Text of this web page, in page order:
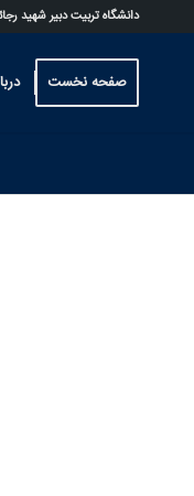
دانشگاه تربیت دبیر شهید
صفحه نخست